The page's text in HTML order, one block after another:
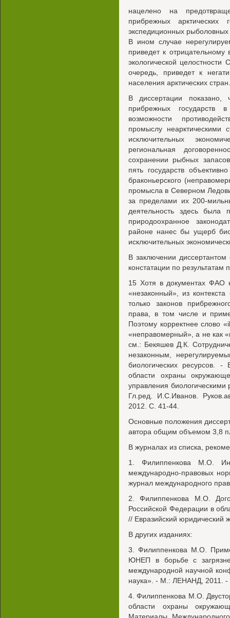
нацелено на
прибрежных арктических
экспедиционных рыболовных
В ином случае
приведет к отрицательному
экологической
очередь, приведет к
населения арктических стран.
В диссертации
прибрежных государств
возможности
промыслу
исключительных
региональная
сохранении рыбных
пять государств
браконьерского
промысла в Северном
за пределами их 200-
деятельность здесь была
природоохранное
районе нанес бы ущерб
исключительных
В заключении
констатации по результатам
15 Хотя в документах ФАО
«незаконный», из
только законов
права, в том числе и
Поэтому корректнее слово
«неправомерный», а не как
см.: Бекяшев Д.К.
незаконным,
биологических ресурсов.
области охраны
управления
Гл.ред. И.С.Иванов.
2012. С. 41-44.
Основные положения
автора общим объемом 3,8
В журналах из списка,
1. Филиппенкова М.О.
международно-правовых
журнал международного
2. Филиппенкова М.О.
Российской Федерации в
// Евразийский
В других изданиях:
3. Филиппенкова М.О.
ЮНЕП в борьбе с
международной научной
наука». - М.: ЛЕНАНД, 2011. -
4. Филиппенкова М.О.
области охраны